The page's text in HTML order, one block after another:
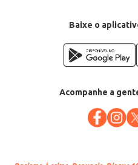
Baixe o
Acompanhe a